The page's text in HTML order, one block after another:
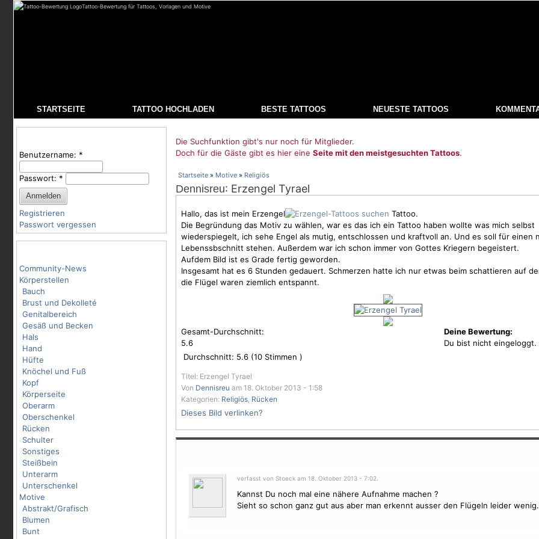
Tattoo-Bewertung für Tattoos, Vorlagen und Motive
STARTSEITE TATTOO HOCHLADEN BESTE TATTOOS NEUESTE TATTOOS
Benutzername: *
Passwort: *
Registrieren
Passwort vergessen
Community-News
Körperstellen
Bauch
Brust und Dekolleté
Genitalbereich
Gesäß und Becken
Hals
Hand
Hüfte
Knöchel und Fuß
Kopf
Körperseite
Oberarm
Oberschenkel
Rücken
Schulter
Sonstiges
Steißbein
Unterarm
Unterschenkel
Motive
Abstrakt/Grafisch
Blumen
Bunt
Die Suchfunktion gibt's nur noch für Mitglieder.
Doch für die Gäste gibt es hier eine Seite mit den meistgesuchten Tattoos.
Startseite » Motive » Religiös
Dennisreu: Erzengel Tyrael
Hallo, das ist mein Erzengel
Tattoo.
Die Begründung das Motiv zu wählen, war es das ich ein Tattoo haben wollte was mich selbst
wiederspiegelt, ich sehe Engel als mutig, entschlossen und kraftvoll an. Und es soll für einen
Lebenssbschnitt stehen. Außerdem war ich schon immer von Gottes Kriegern begeistert.
Aufdem Bild ist es Grade fertig geworden.
Insgesamt hat es 6 Stunden gedauert. Schmerzen hatte ich nur etwas beim schattieren auf
die Flügel waren ziemlich entspannt.
Gesamt-Durchschnitt:
5.6
Durchschnitt: 5.6 (10 Stimmen )
Deine Bewertung:
Du bist nicht eingeloggt.
Titel: Erzengel Tyrael
Von Dennisreu am 18. Oktober 2013 - 1:58
Kategorien: Religiös, Rücken
Dieses Bild verlinken?
verfasst von Stoeck am 18. Oktober 2013 - 7:02.
Kannst Du noch mal eine nähere Aufnahme machen ?
Sieht so schon ganz gut aus aber man erkennt ausser den Flügeln leider wenig.